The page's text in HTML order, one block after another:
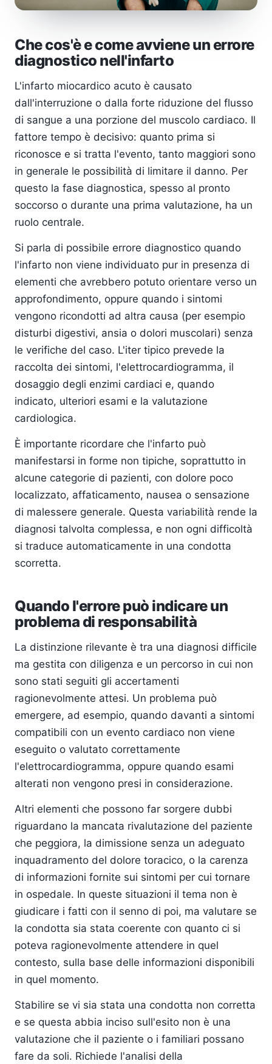
Che cos'è e come avviene un errore
diagnostico nell'infarto
L'infarto miocardico acuto è causato
dall'interruzione o dalla forte riduzione del flusso
di sangue a una porzione del muscolo cardiaco. Il
fattore tempo è decisivo: quanto prima si
riconosce e si tratta l'evento, tanto maggiori sono
in generale le possibilità di limitare il danno. Per
questo la fase diagnostica, spesso al pronto
soccorso o durante una prima valutazione, ha un
ruolo centrale.
Si parla di possibile errore diagnostico quando
l'infarto non viene individuato pur in presenza di
elementi che avrebbero potuto orientare verso un
approfondimento, oppure quando i sintomi
vengono ricondotti ad altra causa (per esempio
disturbi digestivi, ansia o dolori muscolari) senza
le verifiche del caso. L'iter tipico prevede la
raccolta dei sintomi, l'elettrocardiogramma, il
dosaggio degli enzimi cardiaci e, quando
indicato, ulteriori esami e la valutazione
cardiologica.
È importante ricordare che l'infarto può
manifestarsi in forme non tipiche, soprattutto in
alcune categorie di pazienti, con dolore poco
localizzato, affaticamento, nausea o sensazione
di malessere generale. Questa variabilità rende la
diagnosi talvolta complessa, e non ogni difficoltà
si traduce automaticamente in una condotta
scorretta.
Quando l'errore può indicare un
problema di responsabilità
La distinzione rilevante è tra una diagnosi difficile
ma gestita con diligenza e un percorso in cui non
sono stati seguiti gli accertamenti
ragionevolmente attesi. Un problema può
emergere, ad esempio, quando davanti a sintomi
compatibili con un evento cardiaco non viene
eseguito o valutato correttamente
l'elettrocardiogramma, oppure quando esami
alterati non vengono presi in considerazione.
Altri elementi che possono far sorgere dubbi
riguardano la mancata rivalutazione del paziente
che peggiora, la dimissione senza un adeguato
inquadramento del dolore toracico, o la carenza
di informazioni fornite sui sintomi per cui tornare
in ospedale. In queste situazioni il tema non è
giudicare i fatti con il senno di poi, ma valutare se
la condotta sia stata coerente con quanto ci si
poteva ragionevolmente attendere in quel
contesto, sulla base delle informazioni disponibili
in quel momento.
Stabilire se vi sia stata una condotta non corretta
e se questa abbia inciso sull'esito non è una
valutazione che il paziente o i familiari possano
fare da soli. Richiede l'analisi della